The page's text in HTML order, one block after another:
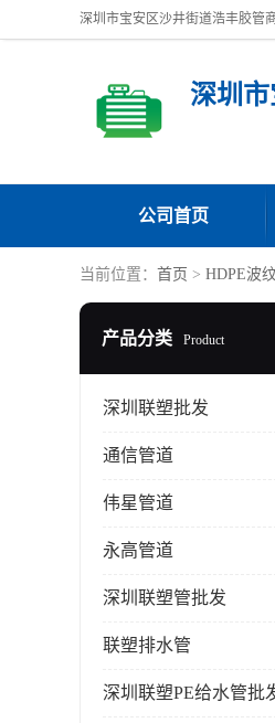
深圳
公司首页
当前位置： 首页 > HDPE波
产品分类 Product
深圳联塑批发
通信管道
伟星管道
永高管道
深圳联塑管批发
联塑排水管
深圳联塑PE给水管批